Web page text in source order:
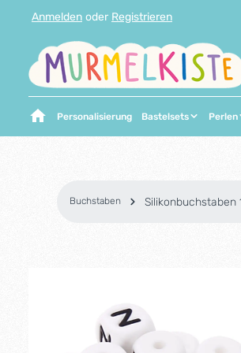
Hauptinhalt springen
Zur Suche springen
Zur Hauptnavigation springen
Anmelden oder Registrieren
Personalisierung Bastelsets Perlen
Buchstaben Silikonbuchstaben